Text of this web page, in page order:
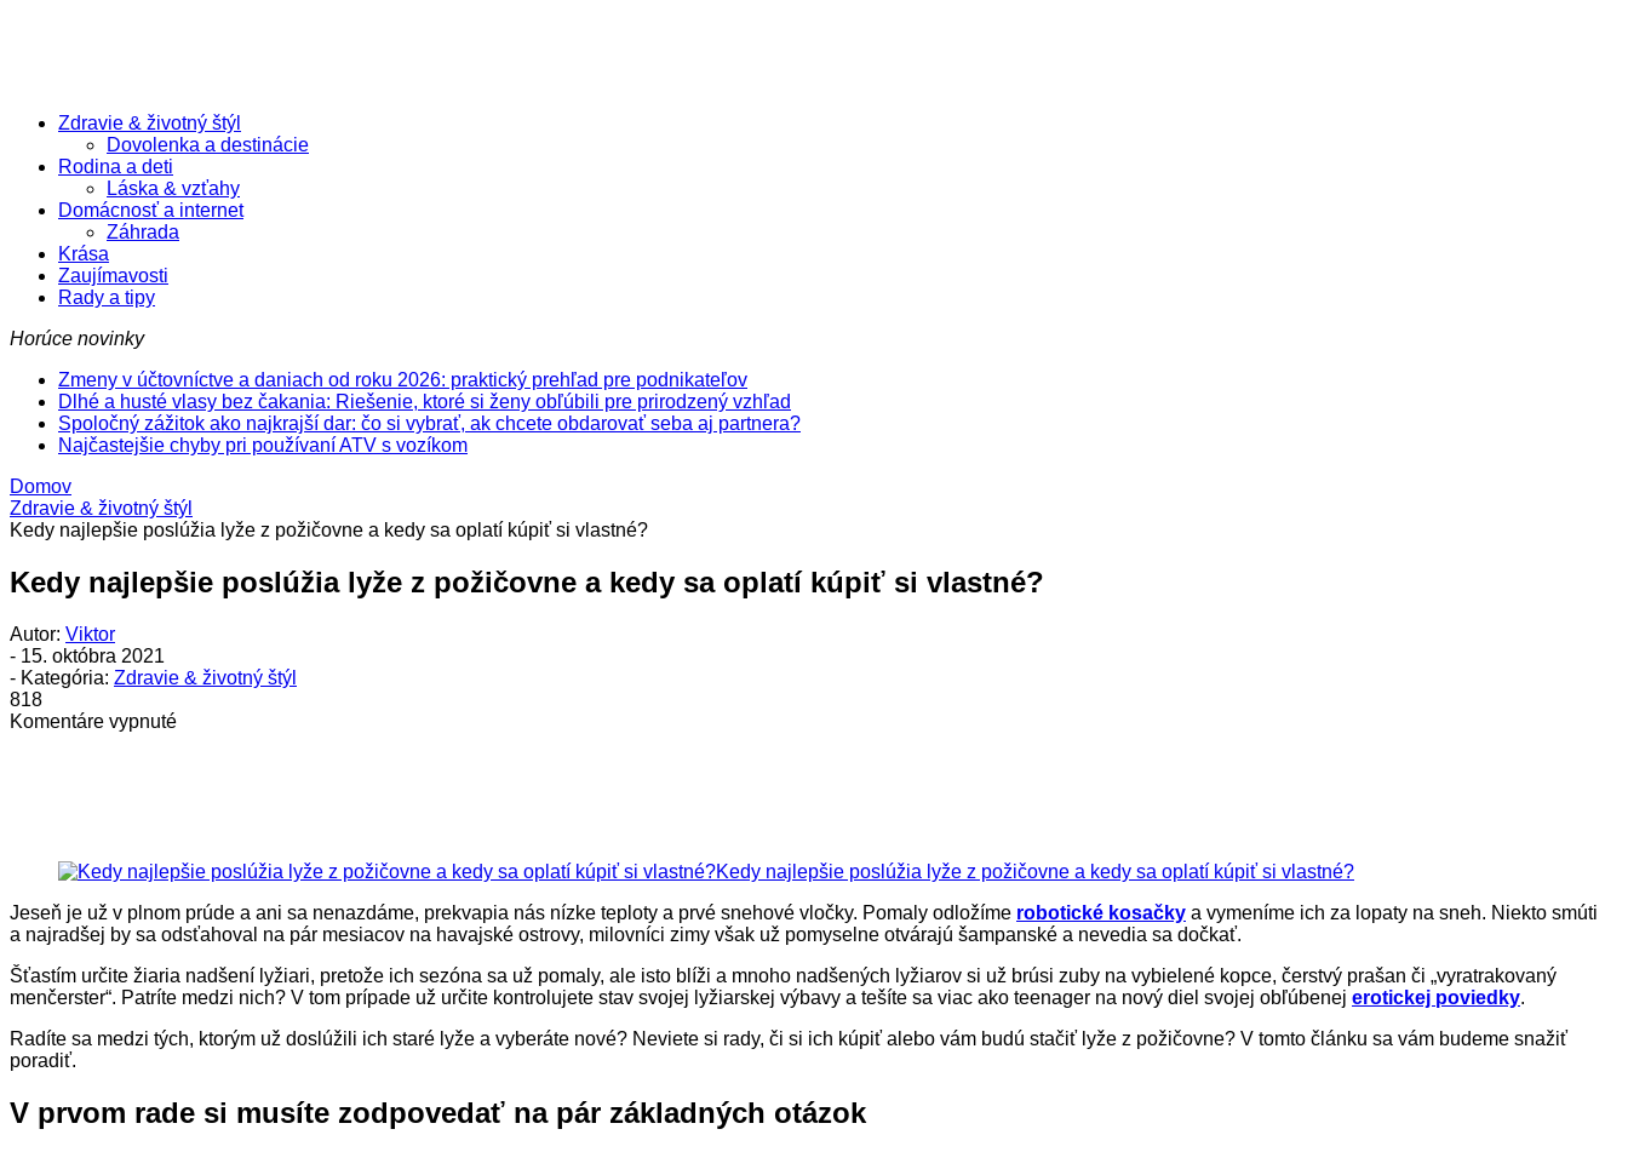
Zdravie & životný štýl
Dovolenka a destinácie
Rodina a deti
Láska & vzťahy
Domácnosť a internet
Záhrada
Krása
Zaujímavosti
Rady a tipy
Horúce novinky
Zmeny v účtovníctve a daniach od roku 2026: praktický prehľad pre podnikateľov
Dlhé a husté vlasy bez čakania: Riešenie, ktoré si ženy obľúbili pre prirodzený vzhľad
Spoločný zážitok ako najkrajší dar: čo si vybrať, ak chcete obdarovať seba aj partnera?
Najčastejšie chyby pri používaní ATV s vozíkom
Domov
Zdravie & životný štýl
Kedy najlepšie poslúžia lyže z požičovne a kedy sa oplatí kúpiť si vlastné?
Kedy najlepšie poslúžia lyže z požičovne a kedy sa oplatí kúpiť si vlastné?
Autor: Viktor
- 15. októbra 2021
- Kategória: Zdravie & životný štýl
818
Komentáre vypnuténa
sa
kúpiť
si
Kedy najlepšie poslúžia lyže z požičovne a kedy sa oplatí kúpiť si vlastné?
Jeseň je už v plnom prúde a ani sa nenazdáme, prekvapia nás nízke teploty a prvé snehové vločky. Pomaly odložíme robotické kosačky a vymeníme ich za lopaty na sneh. Niekto smúti
a najradšej by sa odsťahoval na pár mesiacov na havajské ostrovy, milovníci zimy však už pomyselne otvárajú šampanské a nevedia sa dočkať.
Šťastím určite žiaria nadšení lyžiari, pretože ich sezóna sa už pomaly, ale isto blíži a mnoho nadšených lyžiarov si už brúsi zuby na vybielené kopce, čerstvý prašan či „vyratrakovaný
menčerster“. Patríte medzi nich? V tom prípade už určite kontrolujete stav svojej lyžiarskej výbavy a tešíte sa viac ako teenager na nový diel svojej obľúbenej erotickej poviedky.
Radíte sa medzi tých, ktorým už doslúžili ich staré lyže a vyberáte nové? Neviete si rady, či si ich kúpiť alebo vám budú stačiť lyže z požičovne? V tomto článku sa vám budeme snažiť
poradiť.
V prvom rade si musíte zodpovedať na pár základných otázok